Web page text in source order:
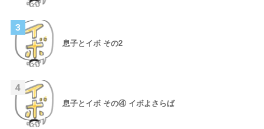
3
息子とイボ その2
4
息子とイボ その④ イボよさらば